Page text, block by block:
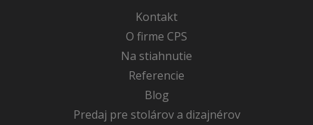
Kontakt
O firme CPS
Na stiahnutie
Referencie
Blog
Predaj pre stolárov a dizajnérov